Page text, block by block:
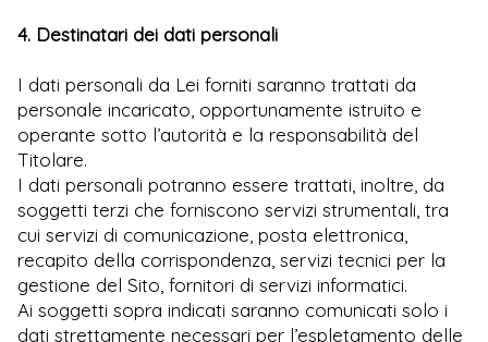
4. Destinatari dei dati personali
I dati personali da Lei forniti saranno trattati da
personale incaricato, opportunamente istruito e
operante sotto l’autorità e la responsabilità del
Titolare.
I dati personali potranno essere trattati, inoltre, da
soggetti terzi che forniscono servizi strumentali, tra
cui servizi di comunicazione, posta elettronica,
recapito della corrispondenza, servizi tecnici per la
gestione del Sito, fornitori di servizi informatici.
Ai soggetti sopra indicati saranno comunicati solo i
dati strettamente necessari per l’espletamento delle